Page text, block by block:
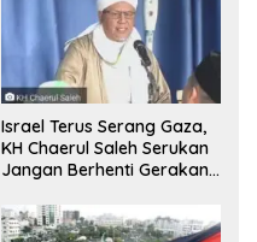
Israel Terus Serang Gaza,
KH Chaerul Saleh Serukan
Jangan Berhenti Gerakan